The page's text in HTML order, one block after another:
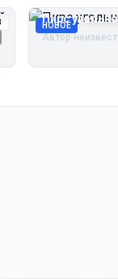
НОВОЕ
Пирс
Автор